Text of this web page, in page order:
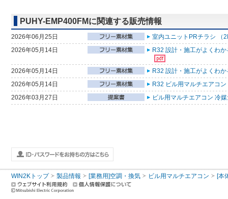
PUHY-EMP400FMに関連する販売情報
2026年06月25日
室内ユニットPRチラシ （
2026年05月14日
R32 設計・施工がよくわ
2026年05月14日
R32 設計・施工がよくわ
2026年05月14日
R32 ビル用マルチエアコ
2026年03月27日
ビル用マルチエアコン 冷
WIN2Kトップ 製品情報 [業務用]空調・換気 ビル用マルチエアコン [本